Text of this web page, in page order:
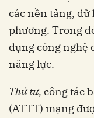
các nền tảng, dữ
phương. Trong
dụng công nghệ
năng lực.
Thứ tư, công tác
(ATTT) mạng